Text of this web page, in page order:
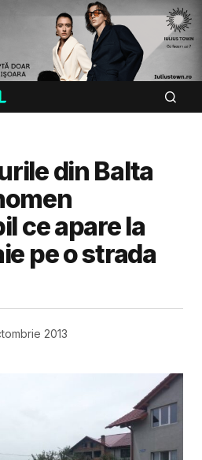
din Balta
ce apare la
pe o strada
2013